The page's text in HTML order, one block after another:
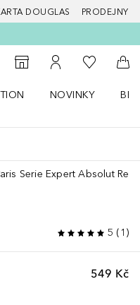
DOUGLAS PRODEJNY
K vyhledávači prodejen
K mému účtu
K mému
Do
NOVINKY
Serie Expert Absolut
5 ( 1 )
549 Kč